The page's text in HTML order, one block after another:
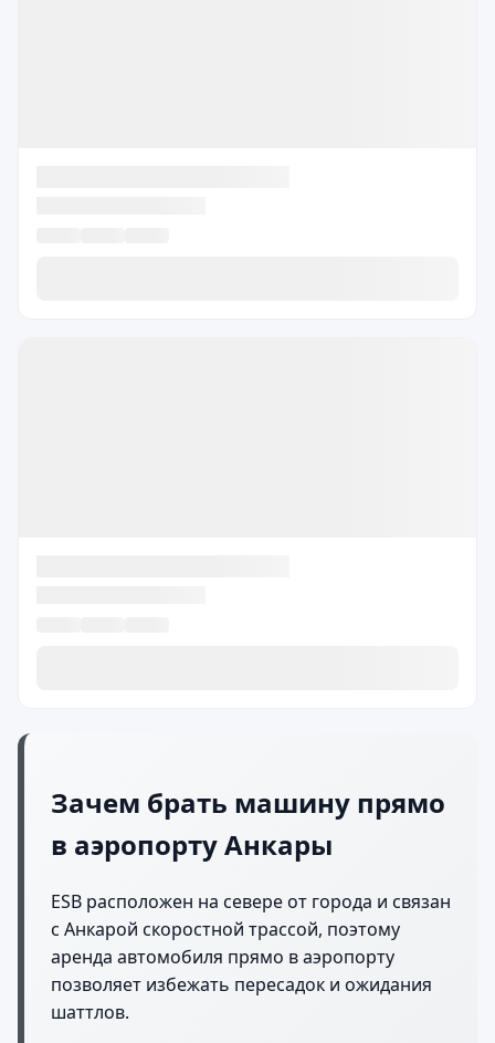
Зачем брать машину прямо
в аэропорту Анкары
ESB расположен на севере от города и связан
с Анкарой скоростной трассой, поэтому
аренда автомобиля прямо в аэропорту
позволяет избежать пересадок и ожидания
шаттлов.